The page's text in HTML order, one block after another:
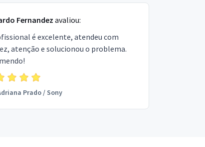
Fernandez avaliou:
é excelente, atendeu com
atenção e solucionou o problema.
Prado/Sony